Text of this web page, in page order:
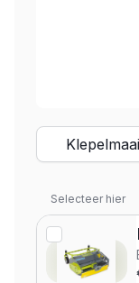
Selecteer hier